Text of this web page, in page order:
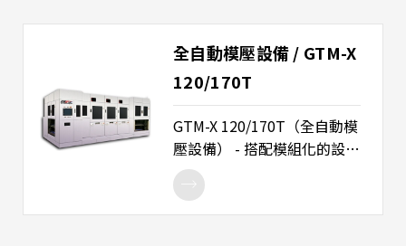
術。 - 可選擇液體或顆粒狀樹
脂的運用。 - 可選配功能，如
晶粒數量計數、視覺檢查、
後段膠材固化和IP鏡頭等。 -
符合SEMI S2標準，SEMI
S8/CE可選。 - FOWLP：Fan-
out 晶圓級封裝。 - FIWLP：
Fan-in 晶圓級封裝。 -
全自動模壓設備 / GTM-X
120/170T
GTM-X 120/170T（全自動模
壓設備） - 搭配模組化的設計
理念，依客戶產能需求，模
組可從2個擴充至4個，最大
的不同點為已申請多國專利